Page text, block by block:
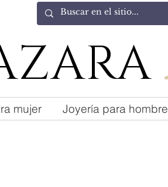
mujer Joyería para hombre